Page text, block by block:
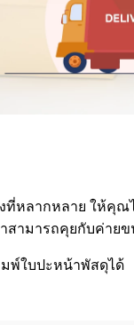
ที่หลากหลาย ให้คุ
สามารถคุยกับค่ายข
พ์ใบปะหน้าพัสดุได้